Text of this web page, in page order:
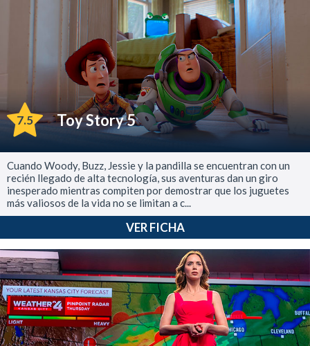
7.5 Toy Story 5
Cuando Woody, Buzz, Jessie y la pandilla se encuentran con un
recién llegado de alta tecnología, sus aventuras dan un giro
inesperado mientras compiten por demostrar que los juguetes
más valiosos de la vida no se limitan a c...
VER FICHA